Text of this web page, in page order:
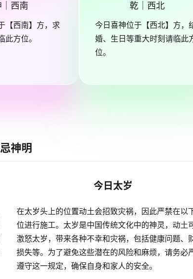
｜西南
【西南】方，求
此方位。
乾｜西北
今日喜神位于【西北】方，
婚、生日等重大时刻请临此
位。
神明
今日太岁
在太岁头上的位置动土会招致灾祸，因此严禁在以
位进行施工。太岁是中国传统文化中的神灵，动土
激怒太岁，带来各种不幸和灾祸，包括健康问题、
损失等。为了避免这些潜在的风险和麻烦，请务必
遵守这一规定，确保自身和家人的安全。